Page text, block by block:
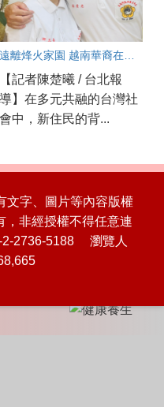
遠離烽火家園 越南華裔在太極門 改變命運 遇見幸福
【記者陳楚曦 / 台北報
導】在多元共融的台灣社
會中，新住民的背...
文字、圖片等內容版權
，非經授權不得任意連
2736-5188 瀏覽人